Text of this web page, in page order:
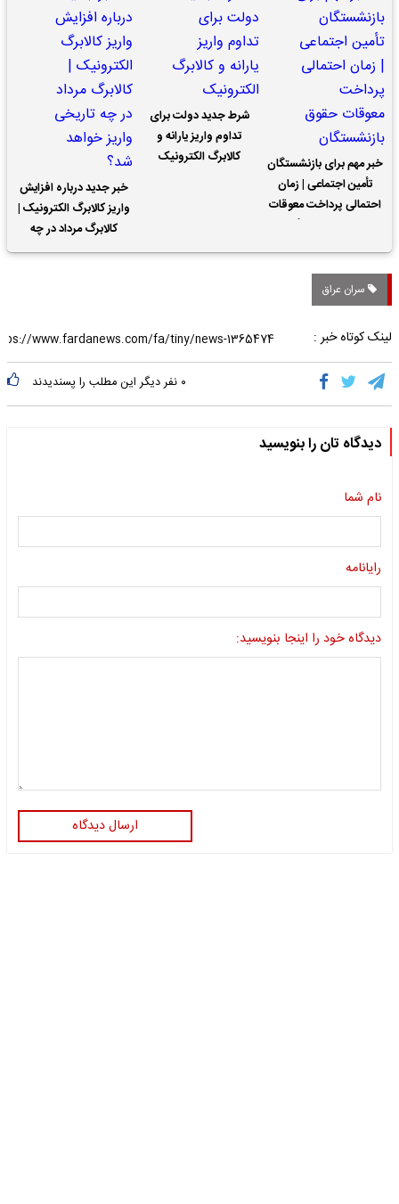
خبر مهم برای بازنشستگان
تأمین اجتماعی | زمان
احتمالی پرداخت معوقات
شرط جدید دولت برای
تداوم واریز یارانه و
کالابرگ الکترونیک
خبر جدید درباره افزایش
واریز کالابرگ الکترونیک |
کالابرگ مرداد در چه
تاریخی واریز خواهد شد؟
سران عراق
لینک کوتاه خبر :
۰ نفر دیگر این مطلب را پسندیدند
دیدگاه تان را بنویسید
نام شما
رایانامه
دیدگاه خود را اینجا بنویسید:
ارسال دیدگاه